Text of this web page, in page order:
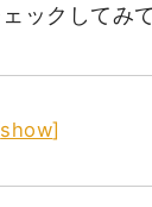
ックしてみ
show]